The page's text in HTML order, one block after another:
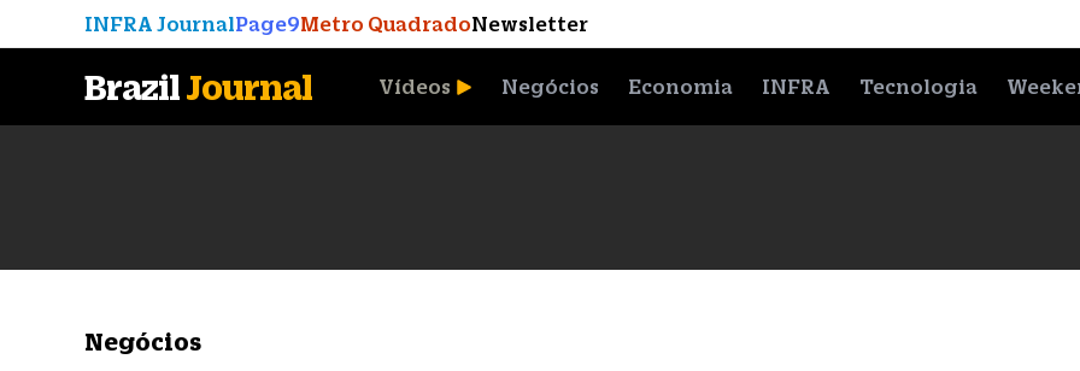
INFRA JournalPage9Metro QuadradoNewsletter
BrazilJournal Vídeos Negócios Economia INFRA Tecnologia
Negócios